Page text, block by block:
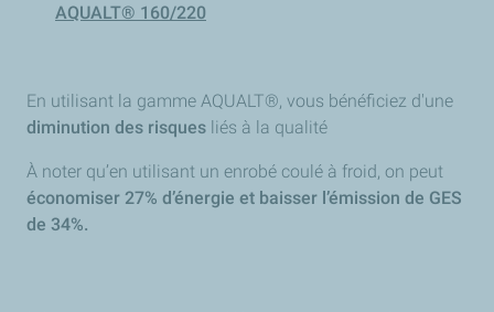
AQUALT® 160/220
En utilisant la gamme AQUALT®, vous bénéficiez d'une
diminution des risques liés à la qualité
À noter qu’en utilisant un enrobé coulé à froid, on peut
économiser 27% d’énergie et baisser l’émission de GES
de 34%.